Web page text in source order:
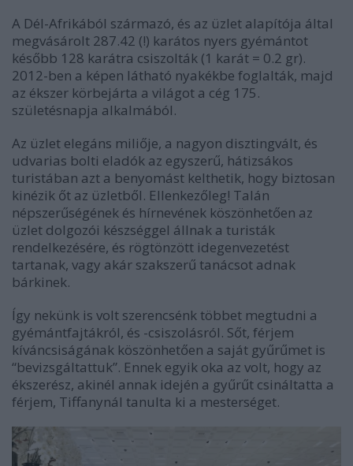
A Dél-Afrikából származó, és az üzlet alapítója által
megvásárolt 287.42 (!) karátos nyers gyémántot
később 128 karátra csiszolták (1 karát = 0.2 gr).
2012-ben a képen látható nyakékbe foglalták, majd
az ékszer körbejárta a világot a cég 175.
születésnapja alkalmából.
Az üzlet elegáns miliője, a nagyon disztingvált, és
udvarias bolti eladók az egyszerű, hátizsákos
turistában azt a benyomást kelthetik, hogy biztosan
kinézik őt az üzletből. Ellenkezőleg! Talán
népszerűségének és hírnevének köszönhetően az
üzlet dolgozói készséggel állnak a turisták
rendelkezésére, és rögtönzött idegenvezetést
tartanak, vagy akár szakszerű tanácsot adnak
bárkinek.
Így nekünk is volt szerencsénk többet megtudni a
gyémántfajtákról, és -csiszolásról. Sőt, férjem
kíváncsiságának köszönhetően a saját gyűrűmet is
“bevizsgáltattuk”. Ennek egyik oka az volt, hogy az
ékszerész, akinél annak idején a gyűrűt csináltatta a
férjem, Tiffanynál tanulta ki a mesterséget.